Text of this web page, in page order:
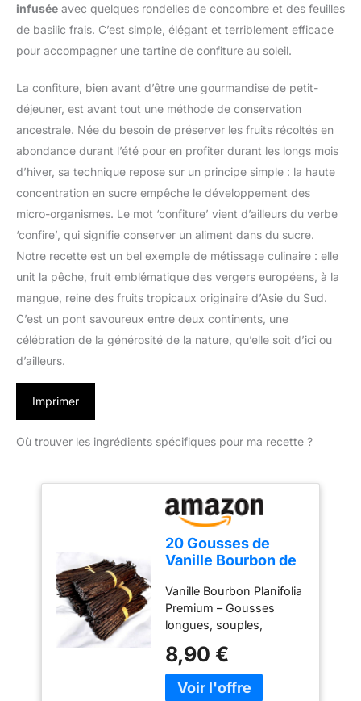
infusée avec quelques rondelles de concombre et des feuilles
de basilic frais. C’est simple, élégant et terriblement efficace
pour accompagner une tartine de confiture au soleil.
La confiture, bien avant d’être une gourmandise de petit-
déjeuner, est avant tout une méthode de conservation
ancestrale. Née du besoin de préserver les fruits récoltés en
abondance durant l’été pour en profiter durant les longs mois
d’hiver, sa technique repose sur un principe simple : la haute
concentration en sucre empêche le développement des
micro-organismes. Le mot ‘confiture’ vient d’ailleurs du verbe
‘confire’, qui signifie conserver un aliment dans du sucre.
Notre recette est un bel exemple de métissage culinaire : elle
unit la pêche, fruit emblématique des vergers européens, à la
mangue, reine des fruits tropicaux originaire d’Asie du Sud.
C’est un pont savoureux entre deux continents, une
célébration de la générosité de la nature, qu’elle soit d’ici ou
d’ailleurs.
Imprimer
Où trouver les ingrédients spécifiques pour ma recette ?
20 Gousses de
Vanille Bourbon de
cm - Taille M -
Planifolia "Réserve
Prestige" - Qualité
Premium -
Savoureuses et
Aromatiques -
100% Naturelles -
Vanille Bourbon Planifolia
Premium – Gousses
longues, souples,
naturellement riches en
vanilline. Arôme
Exceptionnel – Notes
8,90 €